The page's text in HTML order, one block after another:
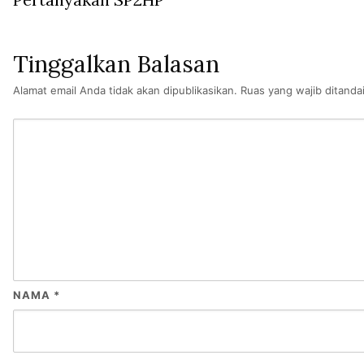
Tinggalkan Balasan
Alamat email Anda tidak akan dipublikasikan. Ruas yang wajib
NAMA *